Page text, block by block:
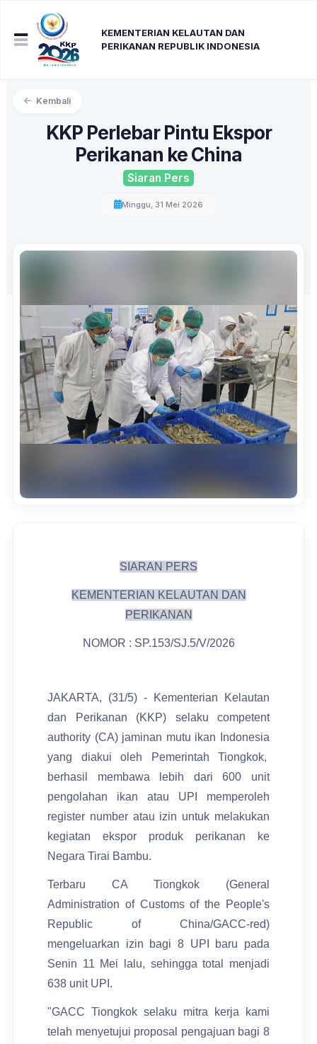
KEMENTERIAN KELAUTAN DAN
PERIKANAN REPUBLIK INDONESIA
Kembali
KKP Perlebar Pintu Ekspor
Perikanan ke China
Siaran Pers
Minggu, 31 Mei 2026
SIARAN PERS
KEMENTERIAN KELAUTAN DAN
PERIKANAN
NOMOR : SP.153/SJ.5/V/2026
JAKARTA, (31/5) - Kementerian Kelautan
dan Perikanan (KKP) selaku competent
authority (CA) jaminan mutu ikan Indonesia
yang diakui oleh Pemerintah Tiongkok,
berhasil membawa lebih dari 600 unit
pengolahan ikan atau UPI memperoleh
register number atau izin untuk melakukan
kegiatan ekspor produk perikanan ke
Negara Tirai Bambu.
Terbaru CA Tiongkok (General
Administration of Customs of the People's
Republic of China/GACC-red)
mengeluarkan izin bagi 8 UPI baru pada
Senin 11 Mei lalu, sehingga total menjadi
638 unit UPI.
"GACC Tiongkok selaku mitra kerja kami
telah menyetujui proposal pengajuan bagi 8